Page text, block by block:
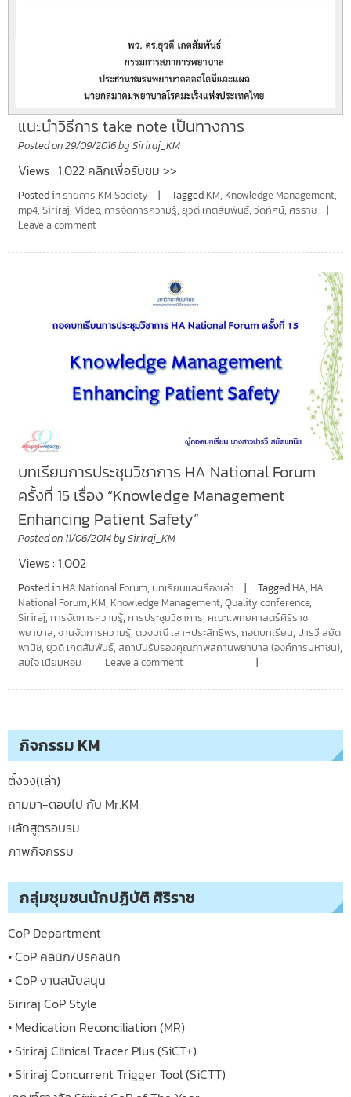
แนะนำวิธีการ take note เป็นทางการ
Posted on29/09/2016by Siriraj_KM
Views : 1,022 คลิกเพื่อรับชม >>
Posted inรายการ KM Society Tagged KM, Knowledge Management,
mp4, Siriraj, Video, การจัดการความรู้, ยุวดี เกตสัมพันธ์, วีดิทัศน์, ศิริราช
Leave a comment
บทเรียนการประชุมวิชาการ HA National Forum
ครั้งที่ 15 เรื่อง “Knowledge Management
Enhancing Patient Safety”
Posted on 11/06/2014by Siriraj_KM
Views : 1,002
Posted in HA National Forum, บทเรียนและเรื่องเล่า Tagged HA, HA
National Forum, KM, Knowledge Management, Quality conference,
Siriraj, การจัดการความรู้, การประชุมวิชาการ, คณะแพทยศาสตร์ศิริราช
พยาบาล, งานจัดการความรู้, ดวงมณี เลาหประสิทธิพร, ถอดบทเรียน, ปารวี สยัด
พานิช, ยุวดี เกตสัมพันธ์, สถาบันรับรองคุณภาพสถานพยาบาล (องค์การมหาชน),
สมใจ เนียมหอม
Leave a comment
กิจกรรม KM
ตั้งวง(เล่า)
ถามมา-ตอบไป กับ Mr.KM
หลักสูตรอบรม
ภาพกิจกรรม
กลุ่มชุมชนนักปฏิบัติ ศิริราช
CoP Department
• CoP คลินิก/ปริคลินิก
• CoP งานสนับสนุน
Siriraj CoP Style
• Medication Reconciliation (MR)
• Siriraj Clinical Tracer Plus (SiCT+)
• Siriraj Concurrent Trigger Tool (SiCTT)